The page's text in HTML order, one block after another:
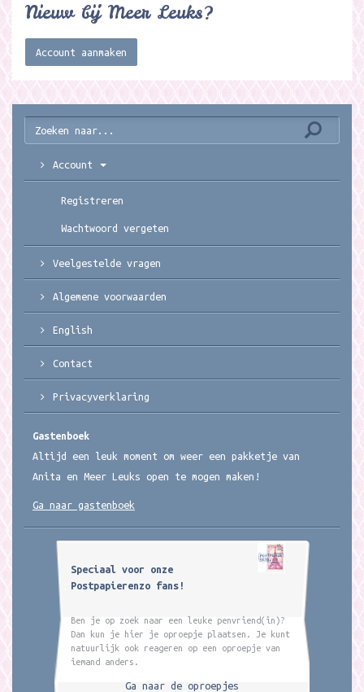
Nieuw bij Meer Leuks?
Account aanmaken
Account
Registreren
Wachtwoord vergeten
Veelgestelde vragen
Algemene voorwaarden
English
Contact
Privacyverklaring
Gastenboek
Altijd een leuk moment om weer een pakketje van
Anita en Meer Leuks open te mogen maken!
Ga naar gastenboek
Speciaal voor onze
Postpapierenzo fans!
Ben je op zoek naar een leuke penvriend(in)?
Dan kun je hier je oproepje plaatsen. Je kunt
natuurlijk ook reageren op een oproepje van
iemand anders.
Ga naar de oproepjes